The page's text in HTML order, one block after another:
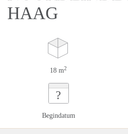
HAAG
18 m2
?
Begindatum